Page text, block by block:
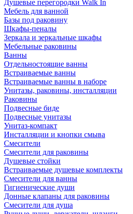
Душевые перегородки Walk In
Мебель для ванной
Базы под раковину
Шкафы-пеналы
Зеркала и зеркальные шкафы
Мебельные раковины
Ванны
Отдельностоящие ванны
Встраиваемые ванны
Встраиваемые ванны в наборе
Унитазы, раковины, инсталляции
Раковины
Подвесные биде
Подвесные унитазы
Унитаз-компакт
Инсталляции и кнопки смыва
Смесители
Смесители для раковины
Душевые стойки
Встраиваемые душевые комплекты
Смесители для ванны
Гигиенические души
Донные клапаны для раковины
Смесители для душа